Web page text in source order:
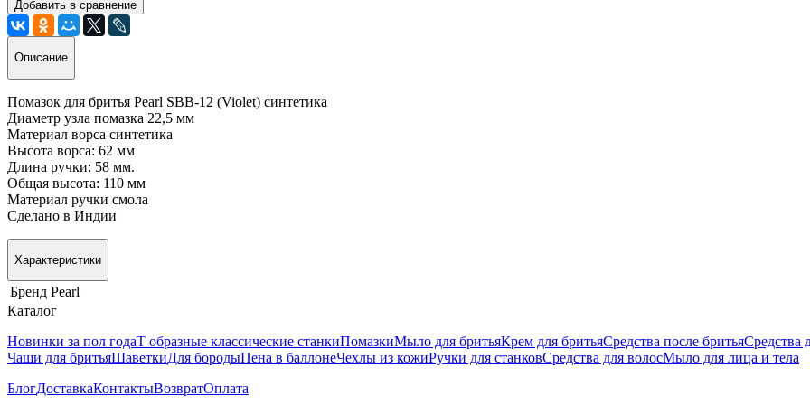
Добавить в сравнение
Описание
Помазок для бритья Pearl SBB-12 (Violet) синтетика
Диаметр узла помазка 22,5 мм
Материал ворса синтетика
Высота ворса: 62 мм
Длина ручки: 58 мм.
Общая высота: 110 мм
Материал ручки смола
Сделано в Индии
Характеристики
Бренд Pearl
Каталог
Новинки за пол годаТ образные классические станкиПомазкиМыло для бритьяКрем для бритьяСредства после бритьяСредства
Чаши для бритьяШаветкиДля бородыПена в баллонеЧехлы из кожиРучки для станковСредства для волосМыло для лица и тела
БлогДоставкаКонтактыВозвратОплата